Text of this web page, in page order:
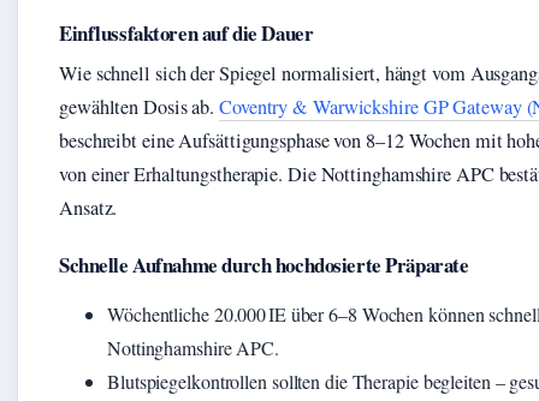
Einflussfaktoren auf die Dauer
Wie schnell sich der Spiegel normalisiert, hängt vom
gewählten Dosis ab.Coventry & Warwickshire GP Gateway
beschreibt eine Aufsättigungsphase von 8–12 Wochen mit
von einer Erhaltungstherapie. Die Nottinghamshire APC
Ansatz.
Schnelle Aufnahme durch hochdosierte Präparate
Wöchentliche 20.000 IE über 6–8 Wochen können
Nottinghamshire APC.
Blutspiegelkontrollen sollten die Therapie begleiten –